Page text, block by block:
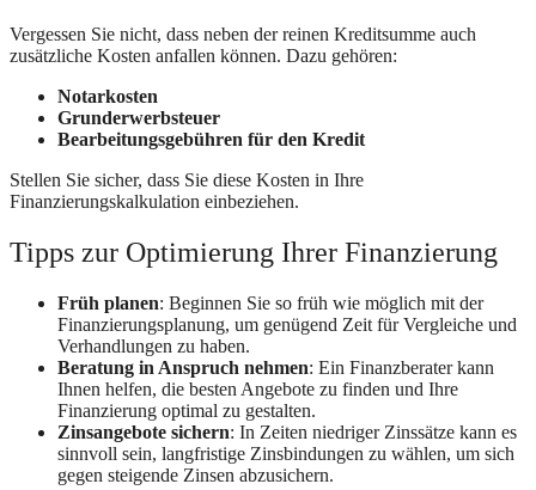
Vergessen Sie nicht, dass neben der reinen Kreditsumme auch
zusätzliche Kosten anfallen können. Dazu gehören:
Notarkosten
Grunderwerbsteuer
Bearbeitungsgebühren für den Kredit
Stellen Sie sicher, dass Sie diese Kosten in Ihre
Finanzierungskalkulation einbeziehen.
Tipps zur Optimierung Ihrer Finanzierung
Früh planen: Beginnen Sie so früh wie möglich mit der
Finanzierungsplanung, um genügend Zeit für Vergleiche und
Verhandlungen zu haben.
Beratung in Anspruch nehmen: Ein Finanzberater kann
Ihnen helfen, die besten Angebote zu finden und Ihre
Finanzierung optimal zu gestalten.
Zinsangebote sichern: In Zeiten niedriger Zinssätze kann es
sinnvoll sein, langfristige Zinsbindungen zu wählen, um sich
gegen steigende Zinsen abzusichern.